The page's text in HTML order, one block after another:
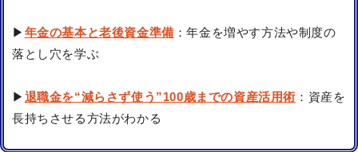
▶ 年金の基本と老後資金準備 ：年金を増やす方法や制度の
落とし穴を学ぶ
▶ 退職金を“減らさず使う”100歳までの資産活用術 ：資産を
長持ちさせる方法がわかる